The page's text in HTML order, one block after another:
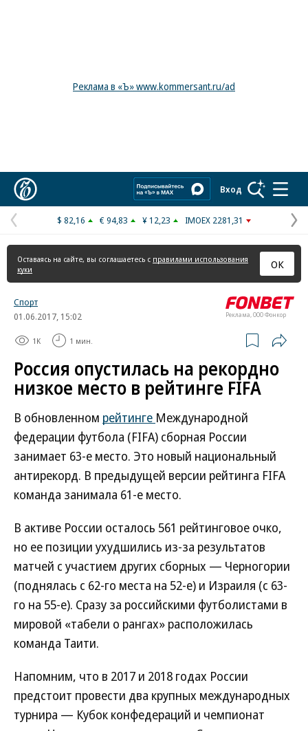
Реклама в «Ъ» www.kommersant.ru/ad
Вход
Предыдущая
страница
$ 82,16 € 94,83 ¥ 12,23 IMOEX 2281,31
Оставаясь на сайте, вы соглашаетесь с правилами использования
куки
ОК
Реклама, ООО Фонкор
Спорт
01.06.2017, 15:02
1K 1 мин.
Россия опустилась на рекордно
низкое место в рейтинге FIFA
В обновленном рейтинге Международной
федерации футбола (FIFA) сборная России
занимает 63-е место. Это новый национальный
антирекорд. В предыдущей версии рейтинга FIFA
команда занимала 61-е место.
В активе России осталось 561 рейтинговое очко,
но ее позиции ухудшились из-за результатов
матчей с участием других сборных — Черногории
(поднялась с 62-го места на 52-е) и Израиля (с 63-
го на 55-е). Сразу за российскими футболистами в
мировой «табели о рангах» расположилась
команда Таити.
Напомним, что в 2017 и 2018 годах России
предстоит провести два крупных международных
турнира — Кубок конфедераций и чемпионат